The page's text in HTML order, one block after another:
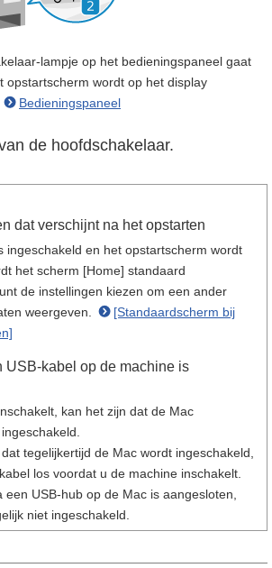
lampje op het bedieningspaneel gaat
opstartscherm wordt op het display
Bedieningspaneel
de hoofdschakelaar.
dat verschijnt na het opstarten
ingeschakeld en het opstartscherm wordt
het scherm [Home] standaard
de instellingen kiezen om een ander
weergeven.
[Standaardscherm bij
USB-kabel op de machine is
kan het zijn dat de Mac
tegelijkertijd de Mac wordt ingeschakeld,
los voordat u de machine inschakelt.
een USB-hub op de Mac is aangesloten,
niet ingeschakeld.